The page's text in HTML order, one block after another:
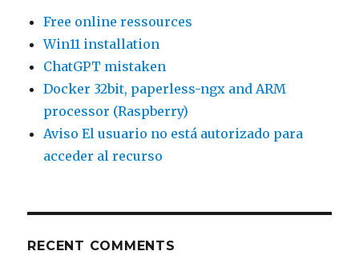
Free online ressources
Win11 installation
ChatGPT mistaken
Docker 32bit, paperless-ngx and ARM
processor (Raspberry)
Aviso El usuario no está autorizado para
acceder al recurso
RECENT COMMENTS